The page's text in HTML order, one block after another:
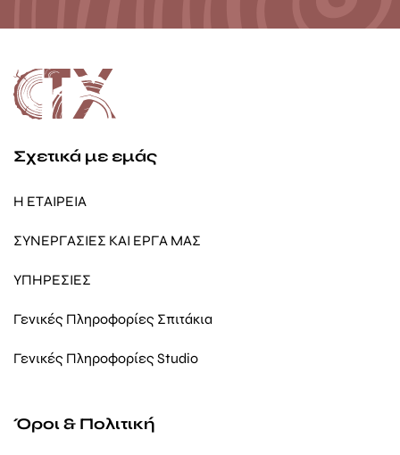
Σχετικά με εμάς
Η ΕΤΑΙΡΕΙΑ
ΣΥΝΕΡΓΑΣΙΕΣ ΚΑΙ ΕΡΓΑ ΜΑΣ
ΥΠΗΡΕΣΙΕΣ
Γενικές Πληροφορίες Σπιτάκια
Γενικές Πληροφορίες Studio
Όροι & Πολιτική